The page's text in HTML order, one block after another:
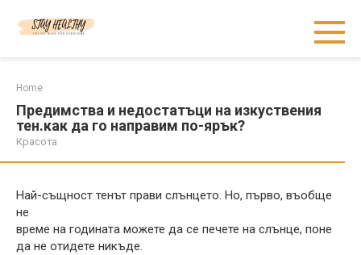
Home
Предимства и недостатъци на изкуствения
тен.как да го направим по-ярък?
Красота
Най-същност тенът прави слънцето. Но, първо, въобще
не
време на годината можете да се печете на слънце, поне
да не отидете никъде.